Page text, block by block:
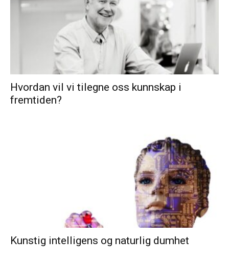
Hvordan vil vi tilegne oss kunnskap i
fremtiden?
Kunstig intelligens og naturlig dumhet